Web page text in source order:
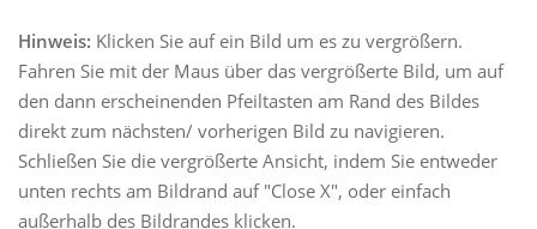
Hinweis: Klicken Sie auf ein Bild um es zu vergrößern.
Fahren Sie mit der Maus über das vergrößerte Bild, um auf
den dann erscheinenden Pfeiltasten am Rand des Bildes
direkt zum nächsten/ vorherigen Bild zu navigieren.
Schließen Sie die vergrößerte Ansicht, indem Sie entweder
unten rechts am Bildrand auf "Close X", oder einfach
außerhalb des Bildrandes klicken.